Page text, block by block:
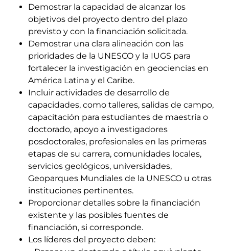
Demostrar la capacidad de alcanzar los
objetivos del proyecto dentro del plazo
previsto y con la financiación solicitada.
Demostrar una clara alineación con las
prioridades de la UNESCO y la IUGS para
fortalecer la investigación en geociencias en
América Latina y el Caribe.
Incluir actividades de desarrollo de
capacidades, como talleres, salidas de campo,
capacitación para estudiantes de maestría o
doctorado, apoyo a investigadores
posdoctorales, profesionales en las primeras
etapas de su carrera, comunidades locales,
servicios geológicos, universidades,
Geoparques Mundiales de la UNESCO u otras
instituciones pertinentes.
Proporcionar detalles sobre la financiación
existente y las posibles fuentes de
financiación, si corresponde.
Los líderes del proyecto deben: